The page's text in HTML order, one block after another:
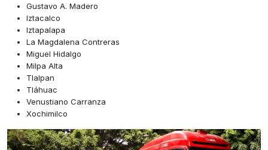
Gustavo A. Madero
Iztacalco
Iztapalapa
La Magdalena Contreras
Miguel Hidalgo
Milpa Alta
Tlalpan
Tláhuac
Venustiano Carranza
Xochimilco